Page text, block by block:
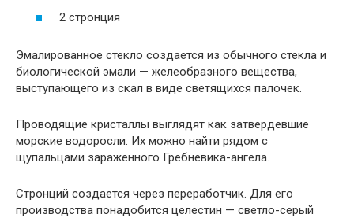
2 стронция
Эмалированное стекло создается из обычного стекла и
биологической эмали — желеобразного вещества,
выступающего из скал в виде светящихся палочек.
Проводящие кристаллы выглядят как затвердевшие
морские водоросли. Их можно найти рядом с
щупальцами зараженного Гребневика-ангела.
Стронций создается через переработчик. Для его
производства понадобится целестин — светло-серый